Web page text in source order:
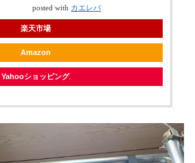
posted with カエレバ
楽天市場
Amazon
Yahooショッピング